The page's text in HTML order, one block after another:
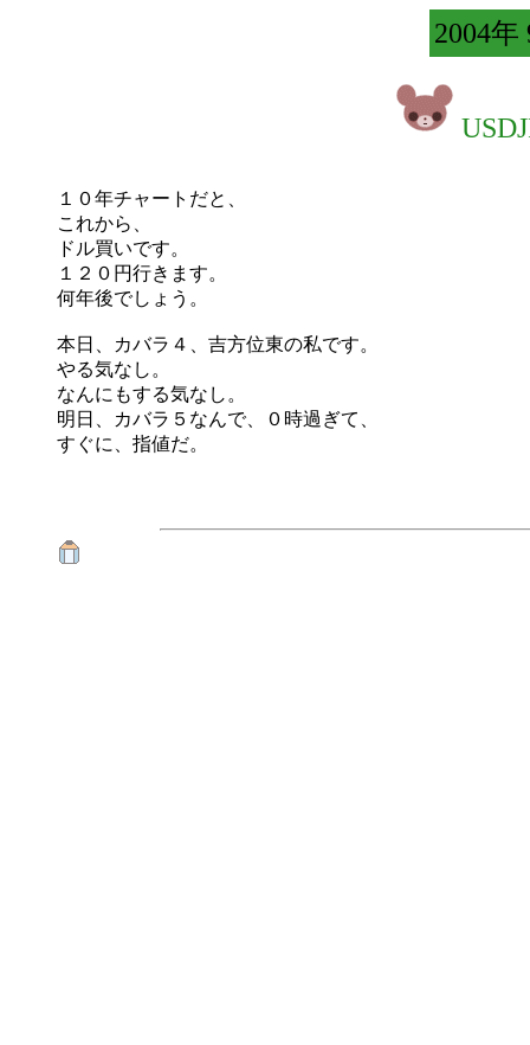
2004年
１０年チャートだと、
これから、
ドル買いです。
１２０円行きます。
何年後でしょう。
本日、カバラ４、吉方位東の私です。
やる気なし。
なんにもする気なし。
明日、カバラ５なんで、０時過ぎて、
すぐに、指値だ。